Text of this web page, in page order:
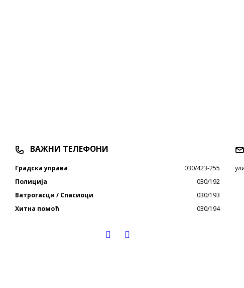
ВАЖНИ ТЕЛЕФОНИ
Градска управа
030/423-255
Полиција
030/192
Ватрогасци / Спасиоци
030/193
Хитна помоћ
030/194